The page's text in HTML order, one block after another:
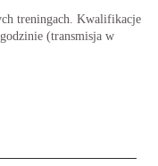
treningach. Kwalifikacje
(transmisja w